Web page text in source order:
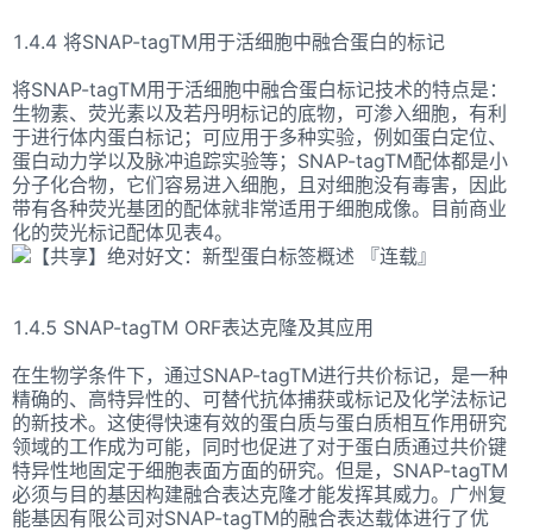
1.4.4 将SNAP-tagTM用于活细胞中融合蛋白的标记
将SNAP-tagTM用于活细胞中融合蛋白标记技术的特点是：
生物素、荧光素以及若丹明标记的底物，可渗入细胞，有利
于进行体内蛋白标记；可应用于多种实验，例如蛋白定位、
蛋白动力学以及脉冲追踪实验等；SNAP-tagTM配体都是小
分子化合物，它们容易进入细胞，且对细胞没有毒害，因此
带有各种荧光基团的配体就非常适用于细胞成像。目前商业
化的荧光标记配体见表4。
1.4.5 SNAP-tagTM ORF表达克隆及其应用
在生物学条件下，通过SNAP-tagTM进行共价标记，是一种
精确的、高特异性的、可替代抗体捕获或标记及化学法标记
的新技术。这使得快速有效的蛋白质与蛋白质相互作用研究
领域的工作成为可能，同时也促进了对于蛋白质通过共价键
特异性地固定于细胞表面方面的研究。但是，SNAP-tagTM
必须与目的基因构建融合表达克隆才能发挥其威力。广州复
能基因有限公司对SNAP-tagTM的融合表达载体进行了优